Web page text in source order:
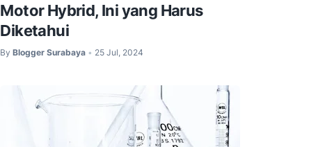
Motor Hybrid, Ini yang Harus
Diketahui
By Blogger Surabaya • 25 Jul, 2024